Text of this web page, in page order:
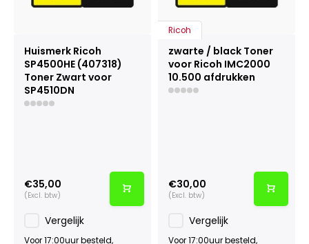
Huismerk Ricoh
SP4500HE (407318)
Toner Zwart voor
SP4510DN
€35,00
(Excl. btw)
Vergelijk
Voor 17:00uur besteld,
Ricoh
zwarte / black Toner
voor Ricoh IMC2000
10.500 afdrukken
€30,00
(Excl. btw)
Vergelijk
Voor 17:00uur besteld,